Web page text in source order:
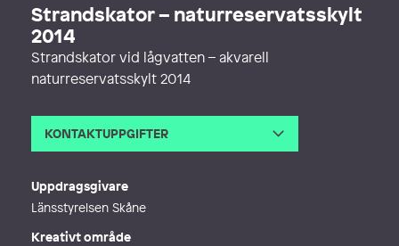
Strandskator – naturreservatsskylt
2014
Strandskator vid lågvatten – akvarell
naturreservatsskylt 2014
KONTAKTUPPGIFTER
Uppdragsgivare
Länsstyrelsen Skåne
Kreativt område